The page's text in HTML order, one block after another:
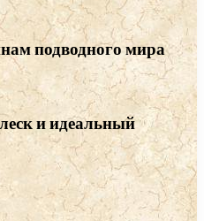
подводного мира
и идеальный